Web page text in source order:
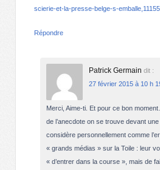
scierie-et-la-presse-belge-s-
Répondre
Patrick Germain dit :
27 février 2015 à 10 h
Merci, Aime-ti. Et pour ce bon
de l’anecdote on se trouve devant
considère personnellement comme
« grands médias » sur la Toile : leur
« d’entrer dans la course », mais de